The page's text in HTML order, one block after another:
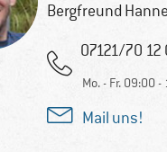
Bergfreund
07121/70 12
Mo. - Fr. 09:00 -
Mail uns!